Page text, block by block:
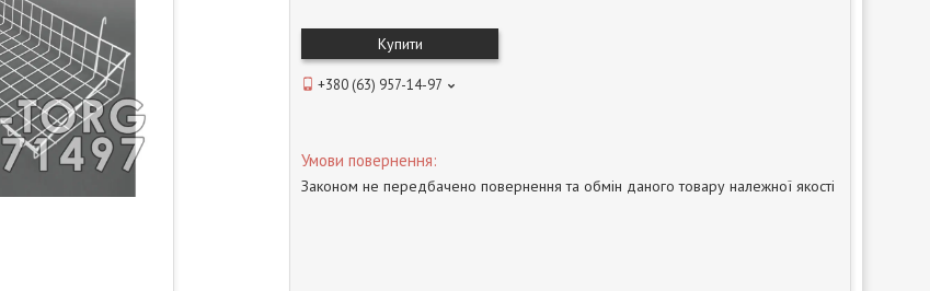
Купити
+380 (63) 957-14-97
Законом не передбачено повернення та обмін даного товару належної якості